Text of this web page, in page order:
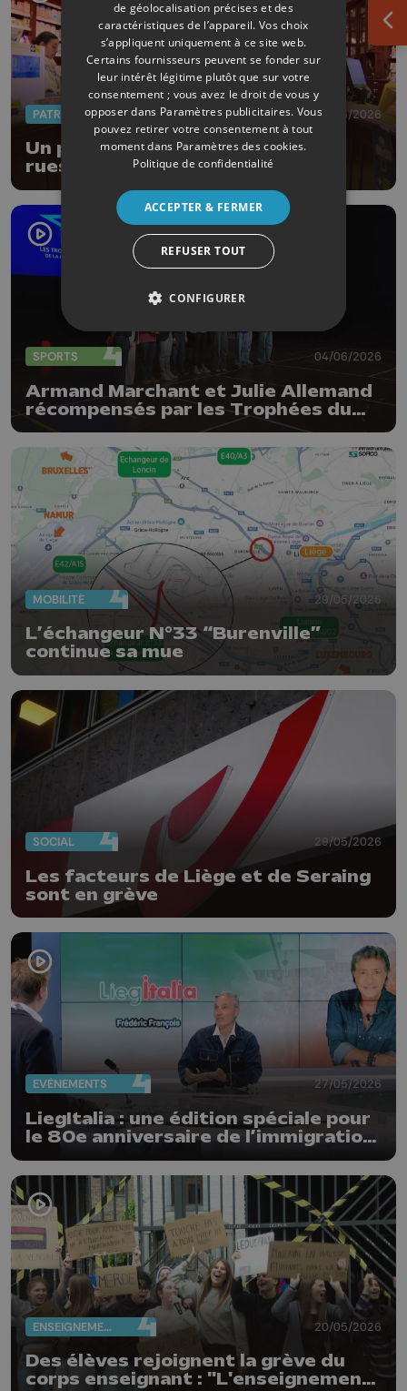
PATRIMOINE 18/06/2026
Un parcours thématique dans les
rues de la Ville de Liège
SPORTS 04/06/2026
Armand Marchant et Julie Allemand
récompensés par les Trophées du
sport de la Province de Liège
MOBILITÉ 29/05/2026
L’échangeur N°33 “Burenville”
continue sa mue
SOCIAL 29/05/2026
Les facteurs de Liège et de Seraing
sont en grève
EVÈNEMENTS 27/05/2026
LiegItalia : une édition spéciale pour
le 80e anniversaire de l’immigration
ENSEIGNEMENT 20/05/2026
Des élèves rejoignent la grève du
corps enseignant : "L'enseignement
de géolocalisation précises et des
caractéristiques de l’appareil. Vos choix
s’appliquent uniquement à ce site web.
Certains fournisseurs peuvent se fonder sur
leur intérêt légitime plutôt que sur votre
consentement ; vous avez le droit de vous y
opposer dans Paramètres publicitaires. Vous
pouvez retirer votre consentement à tout
moment dans Paramètres des cookies.
Politique de confidentialité
ACCEPTER & FERMER
REFUSER TOUT
CONFIGURER